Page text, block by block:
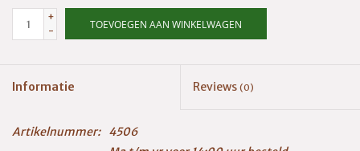
+
-
TOEVOEGEN AAN WINKELWAGEN
Informatie Reviews (0)
Artikelnummer: 4506